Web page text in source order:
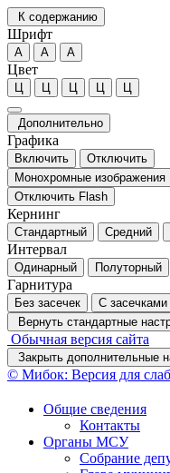
К содержанию
Шрифт
А А А
Цвет
Ц Ц Ц Ц Ц
Дополнительно
Графика
Включить
Отключить
Монохромные изображения
Отключить Flash
Кернинг
Стандартный Средний
Интервал
Одинарный Полуторный
Гарнитура
Без засечек
С засечками
Вернуть стандартные
Обычная версия сайта
Закрыть дополнительные
© Мибок: Версия для
Общие сведения
Контакты
Органы МСУ
Собрание